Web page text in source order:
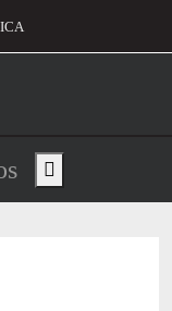
d'usuari
de
Show main menu